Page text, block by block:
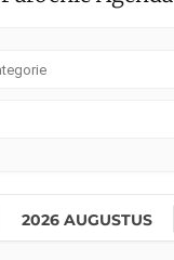
2026 AUGUSTUS